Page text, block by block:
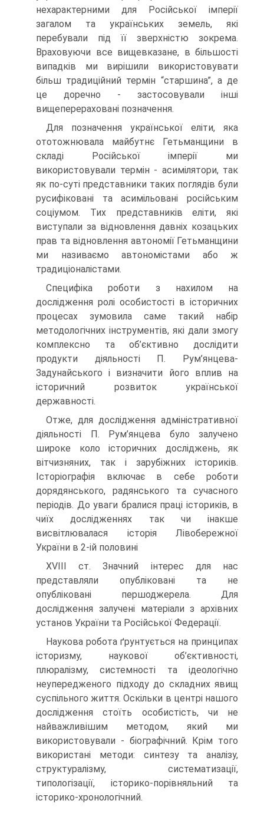
нехарактерними для Російської імперії
загалом та українських земель, які
перебували під її зверхністю зокрема.
Враховуючи все вищевказане, в більшості
випадків ми вирішили використовувати
більш традиційний термін “старшина”, а де
це доречно - застосовували інші
вищеперераховані позначення.
Для позначення української еліти, яка
ототожнювала майбутнє Гетьманщини в
складі Російської імперії ми
використовували термін - асимілятори, так
як по-суті представники таких поглядів були
русифіковані та асимільовані російським
соціумом. Тих представників еліти, які
виступали за відновлення давніх козацьких
прав та відновлення автономії Гетьманщини
ми називаємо автономістами або ж
традиціоналістами.
Специфіка роботи з нахилом на
дослідження ролі особистості в історичних
процесах зумовила саме такий набір
методологічних інструментів, які дали змогу
комплексно та об’єктивно дослідити
продукти діяльності П. Рум’янцева-
Задунайського і визначити його вплив на
історичний розвиток української
державності.
Отже, для дослідження адміністративної
діяльності П. Рум’янцева було залучено
широке коло історичних досліджень, як
вітчизняних, так і зарубіжних істориків.
Історіографія включає в себе роботи
дорядянського, радянського та сучасного
періодів. До уваги бралися праці істориків, в
чиїх дослідженнях так чи інакше
висвітлювалася історія Лівобережної
України в 2-ій половині
XVIII ст. Значний інтерес для нас
представляли опубліковані та не
опубліковані першоджерела. Для
дослідження залучені матеріали з архівних
установ України та Російської Федерації.
Наукова робота ґрунтується на принципах
історизму, наукової об’єктивності,
плюралізму, системності та ідеологічно
неупередженого підходу до складних явищ
суспільного життя. Оскільки в центрі нашого
дослідження стоїть особистість, чи не
найважливішим методом, який ми
використовували - біографічний. Крім того
використані методи: синтезу та аналізу,
структуралізму, систематизації,
типологізації, історико-порівняльний та
історико-хронологічний.